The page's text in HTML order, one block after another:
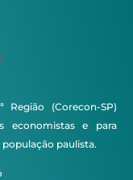
(Corecon-SP)
economistas e para
paulista.